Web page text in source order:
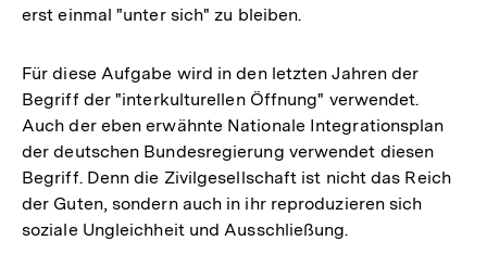
erst einmal "unter sich" zu bleiben.
Für diese Aufgabe wird in den letzten Jahren der
Begriff der "interkulturellen Öffnung" verwendet.
Auch der eben erwähnte Nationale Integrationsplan
der deutschen Bundesregierung verwendet diesen
Begriff. Denn die Zivilgesellschaft ist nicht das Reich
der Guten, sondern auch in ihr reproduzieren sich
soziale Ungleichheit und Ausschließung.